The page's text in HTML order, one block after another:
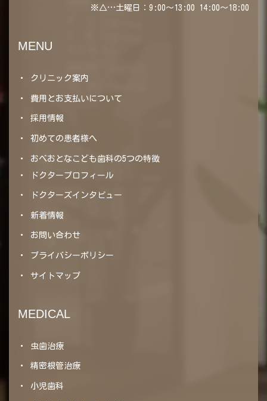
※△…土曜日：9:00～13:00 14:00～18:00
MENU
クリニック案内
費用とお支払いについて
採用情報
初めての患者様へ
おべおとなこども歯科の5つの特徴
ドクタープロフィール
ドクターズインタビュー
新着情報
お問い合わせ
プライバシーポリシー
サイトマップ
MEDICAL
虫歯治療
精密根管治療
小児歯科